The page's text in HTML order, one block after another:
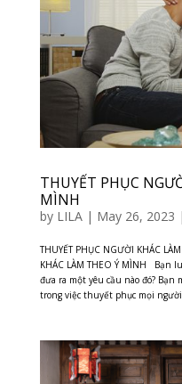
THUYẾT PHỤC
MÌNH
by LILA| May 26, 2023 |
THUYẾT PHỤC NGƯỜI KHÁC
KHÁC LÀM THEO Ý MÌNH Bạn
đưa ra một yêu cầu nào đó?
trong việc thuyết phục mọi